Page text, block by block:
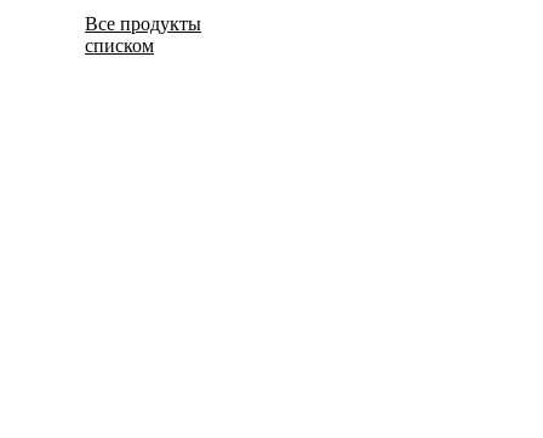
Все продукты
списком